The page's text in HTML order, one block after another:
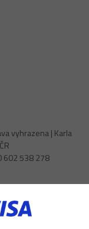
vyhrazena | Karla
602 538 278